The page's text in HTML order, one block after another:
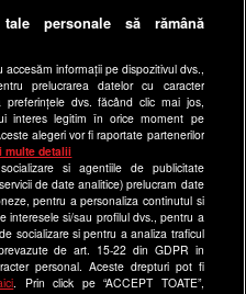
pe Lajumate.ro
Channel
Group
personale să rămână
accesăm informații pe dispozitivul dvs.,
prelucrarea datelor cu caracter
dvs. făcând clic mai jos,
interes legitim în orice moment pe
alegeri vor fi raportate partenerilor
multe detalii
si agentiile de publicitate
de date analitice) prelucram date
pentru a personaliza continutul si
interesele si/sau profilul dvs., pentru a
socializare si pentru a analiza traficul
de art. 15-22 din GDPR in
personal. Aceste drepturi pot fi
. Prin click pe “ACCEPT TOATE”,